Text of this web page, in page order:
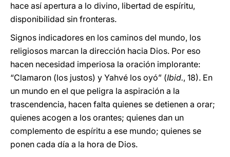
hace así apertura a lo divino, libertad de espíritu,
disponibilidad sin fronteras.
Signos indicadores en los caminos del mundo, los
religiosos marcan la dirección hacia Dios. Por eso
hacen necesidad imperiosa la oración implorante:
“Clamaron (los justos) y Yahvé los oyó” (Ibid., 18). En
un mundo en el que peligra la aspiración a la
trascendencia, hacen falta quienes se detienen a orar;
quienes acogen a los orantes; quienes dan un
complemento de espíritu a ese mundo; quienes se
ponen cada día a la hora de Dios.